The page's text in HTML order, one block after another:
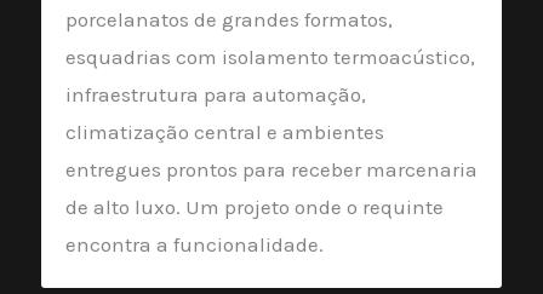
porcelanatos de grandes formatos,
esquadrias com isolamento termoacústico,
infraestrutura para automação,
climatização central e ambientes
entregues prontos para receber marcenaria
de alto luxo. Um projeto onde o requinte
encontra a funcionalidade.